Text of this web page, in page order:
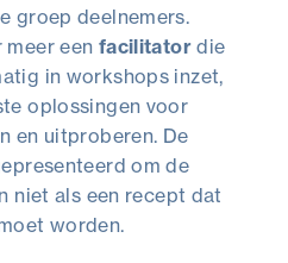
groep deelnemers.
een facilitatordie
in workshops inzet,
oplossingen voor
en uitproberen. De
om de
niet als een recept dat
worden.